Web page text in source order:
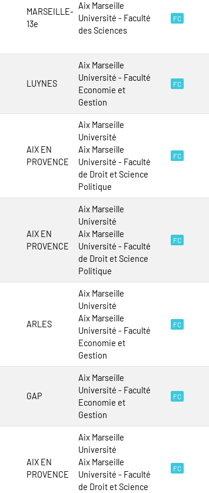
MARSEILLE-
13e
Aix Marseille
Université - Faculté
des Sciences
FC
LUYNES
Aix Marseille
Université - Faculté
Economie et
Gestion
FC
AIX EN
PROVENCE
Aix Marseille
Université
Aix Marseille
Université - Faculté
de Droit et Science
Politique
FC
AIX EN
PROVENCE
Aix Marseille
Université
Aix Marseille
Université - Faculté
de Droit et Science
Politique
FC
ARLES
Aix Marseille
Université
Aix Marseille
Université - Faculté
Economie et
Gestion
FC
GAP
Aix Marseille
Université - Faculté
Economie et
Gestion
FC
AIX EN
PROVENCE
Aix Marseille
Université
Aix Marseille
Université - Faculté
de Droit et Science
FC